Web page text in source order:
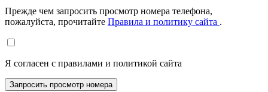
Прежде чем запросить просмотр номера телефона,
пожалуйста, прочитайте Правила и политику сайта .
Я согласен с правилами и политикой сайта
Запросить просмотр номера